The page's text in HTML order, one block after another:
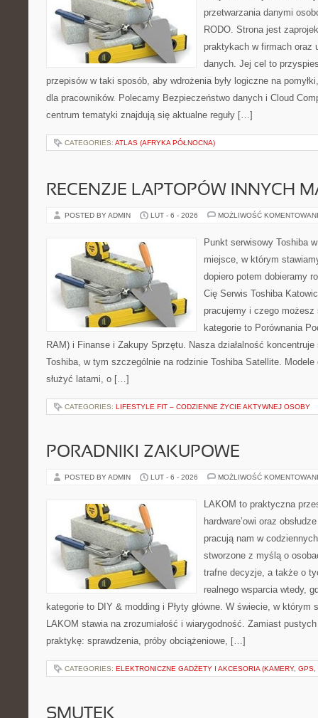
przetwarzania danymi
RODO. Strona jest
praktykach w firmach oraz
danych. Jej cel to
przepisów w taki sposób, aby wdrożenia były logiczne na
dla pracowników. Polecamy Bezpieczeństwo danych i Cloud
centrum tematyki znajdują się aktualne reguły […]
CATEGORIES: ATLAS (AFRYKA PÓŁNOCNA)
RECENZJE LAPTOPÓW INNYCH
POSTED BY ADMIN LUT - 6 - 2026 MOŻLIWOŚĆ
Punkt serwisowy Toshiba
miejsce, w którym
dopiero potem dobieramy
Cię Serwis Toshiba
pracujemy i czego
kategorie to Porównania
RAM) i Finanse i Zakupy Sprzętu. Nasza działalność
Toshiba, w tym szczególnie na rodzinie Toshiba Satellite.
służyć latami, o […]
CATEGORIES: LIFESTYLE FIT – CODZIENNE ŻYCIE AKTYWNEJ OSOBY
PORADNIKI ZAKUPOWE
POSTED BY ADMIN LUT - 6 - 2026 MOŻLIWOŚĆ
LAKOM to praktyczna
hardware’owi oraz
pracują nam w
stworzone z myślą o
trafne decyzje, a także o
realnego wsparcia wtedy,
kategorie to DIY & modding i Płyty główne. W świecie, w
LAKOM stawia na zrozumiałość i wiarygodność. Zamiast
praktykę: sprawdzenia, próby obciążeniowe, […]
CATEGORIES: ELEKTRONICZNE GADŻETY I AKCESORIA (KAMERY, GPS,
SMUTEK